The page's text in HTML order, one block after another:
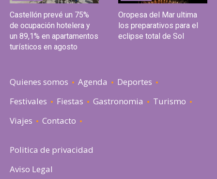
Castellón prevé un 75%
de ocupación hotelera y
un 89,1% en apartamentos
turísticos en agosto
Oropesa del Mar ultima
los preparativos para el
eclipse total de Sol
Quienes somos Agenda
Deportes
Festivales
Fiestas Gastronomia
Turismo
Viajes
Contacto
Politica de privacidad
Aviso Legal